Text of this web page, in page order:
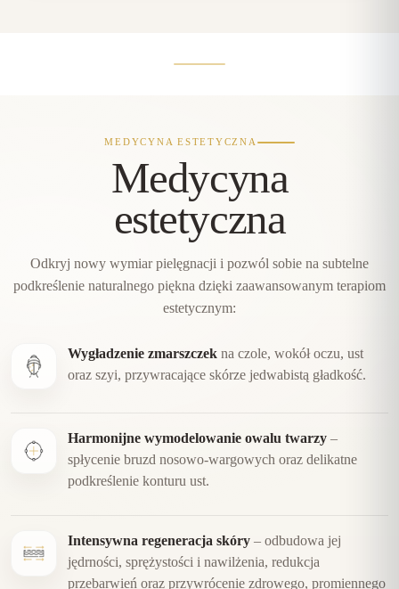
MEDYCYNA ESTETYCZNA
Medycyna
estetyczna
Odkryj nowy wymiar pielęgnacji i pozwól sobie na subtelne
podkreślenie naturalnego piękna dzięki zaawansowanym terapiom
estetycznym:
Wygładzenie zmarszczek na czole, wokół oczu, ust
oraz szyi, przywracające skórze jedwabistą gładkość.
Harmonijne wymodelowanie owalu twarzy –
spłycenie bruzd nosowo-wargowych oraz delikatne
podkreślenie konturu ust.
Intensywna regeneracja skóry – odbudowa jej
jędrności, sprężystości i nawilżenia, redukcja
przebarwień oraz przywrócenie zdrowego, promiennego